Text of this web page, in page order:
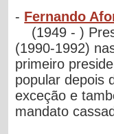
- Fernando
(1949 - )
(1990-1992)
primeiro
popular depois
exceção e
mandato